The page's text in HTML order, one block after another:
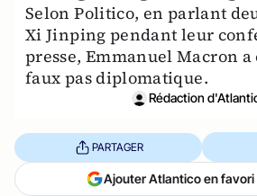
Selon Politico, en parlant
Xi Jinping pendant leur
presse, Emmanuel Macron
faux pas diplomatique.
Rédaction
PARTAGER
Ajouter Atlantico en favori